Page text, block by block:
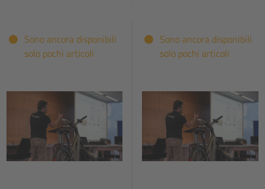
Sono ancora disponibili
solo pochi articoli
Sono ancora disponibili
solo pochi articoli